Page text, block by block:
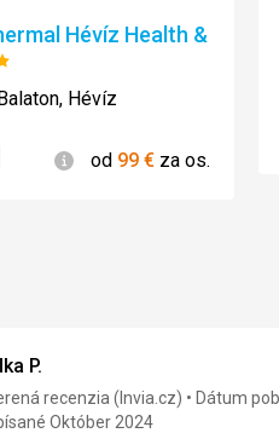
Hévíz Health &
Hévíz
Informácie
od 99 € za os.
P.
recenzia (Invia.cz)
Dátum
Október 2024